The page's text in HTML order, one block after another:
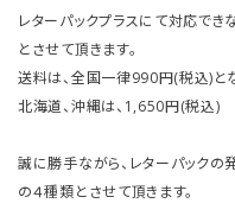
レターパックプラスにて対応で
とさせて頂きます。
送料は、全国一律990円(税込)とな
北海道、沖縄は、1,650円(税込)
誠に勝手ながら、レターパック
の４種類とさせて頂きます。